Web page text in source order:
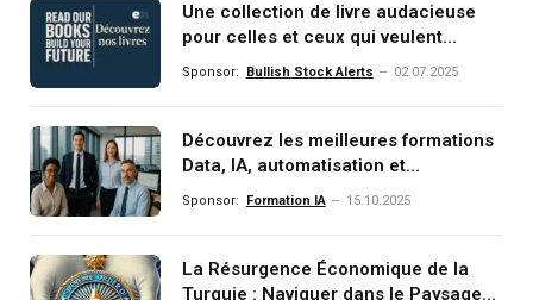
Une collection de livre audacieuse
pour celles et ceux qui veulent
comprendre, investir et dominer le
Sponsor: Bullish Stock Alerts 02.07.2025
Découvrez les meilleures formations
Data, IA, automatisation et
investissement (gestion de
Sponsor: Formation IA 15.10.2025
La Résurgence Économique de la
Turquie : Naviguer dans le Paysage